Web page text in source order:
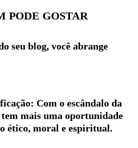
PODE GOSTAR
seu blog, você abrange
Com o escândalo da
mais uma oportunidade
ético, moral e espiritual.